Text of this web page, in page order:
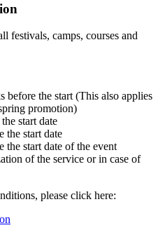
festivals, camps, courses and
before the start (This also applies
promotion)
start date
the start date
the start date of the event
of the service or in case of
please click here: